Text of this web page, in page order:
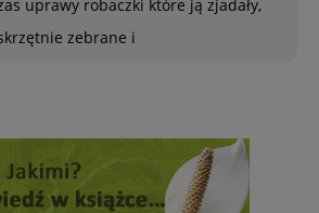
uprawy robaczki które ją zjadały,
zebrane i